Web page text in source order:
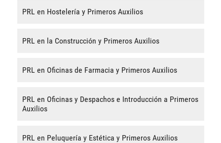
PRL en Hostelería y Primeros Auxilios
PRL en la Construcción y Primeros Auxilios
PRL en Oficinas de Farmacia y Primeros Auxilios
PRL en Oficinas y Despachos e Introducción a Primeros
Auxilios
PRL en Peluquería y Estética y Primeros Auxilios